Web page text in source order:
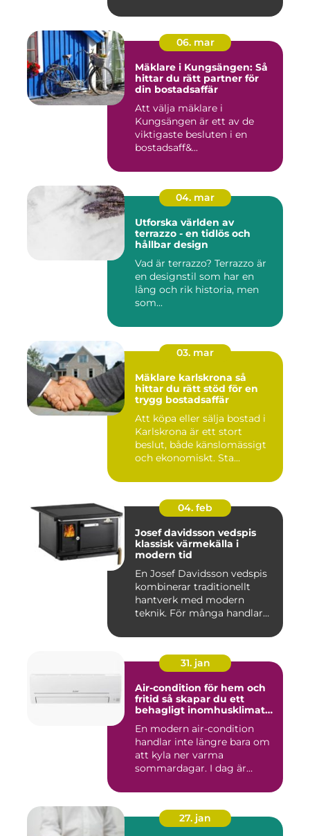
06. mar
Mäklare i Kungsängen: Så
hittar du rätt partner för
din bostadsaffär
Att välja mäklare i
Kungsängen är ett av de
viktigaste besluten i en
bostadsaff&...
04. mar
Utforska världen av
terrazzo - en tidlös och
hållbar design
Vad är terrazzo? Terrazzo är
en designstil som har en
lång och rik historia, men
som...
03. mar
Mäklare karlskrona så
hittar du rätt stöd för en
trygg bostadsaffär
Att köpa eller sälja bostad i
Karlskrona är ett stort
beslut, både känslomässigt
och ekonomiskt. Sta...
04. feb
Josef davidsson vedspis
klassisk värmekälla i
modern tid
En Josef Davidsson vedspis
kombinerar traditionellt
hantverk med modern
teknik. För många handlar
31. jan
Air-condition för hem och
fritid så skapar du ett
behagligt inomhusklimat
En modern air-condition
handlar inte längre bara om
att kyla ner varma
sommardagar. I dag är
27. jan